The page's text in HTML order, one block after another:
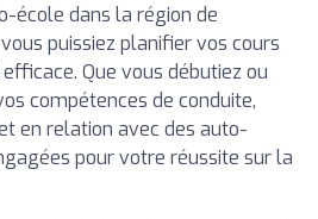
école dans la région de
puissiez planifier vos cours
Que vous débutiez ou
compétences de conduite,
en relation avec des auto-
pour votre réussite sur la